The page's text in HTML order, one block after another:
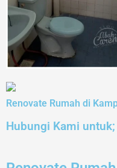
Renovate Rumah di
Hubungi Kami untuk;